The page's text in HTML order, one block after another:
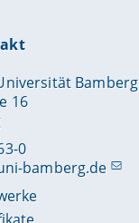
Bamberg
16
0
bamberg.de